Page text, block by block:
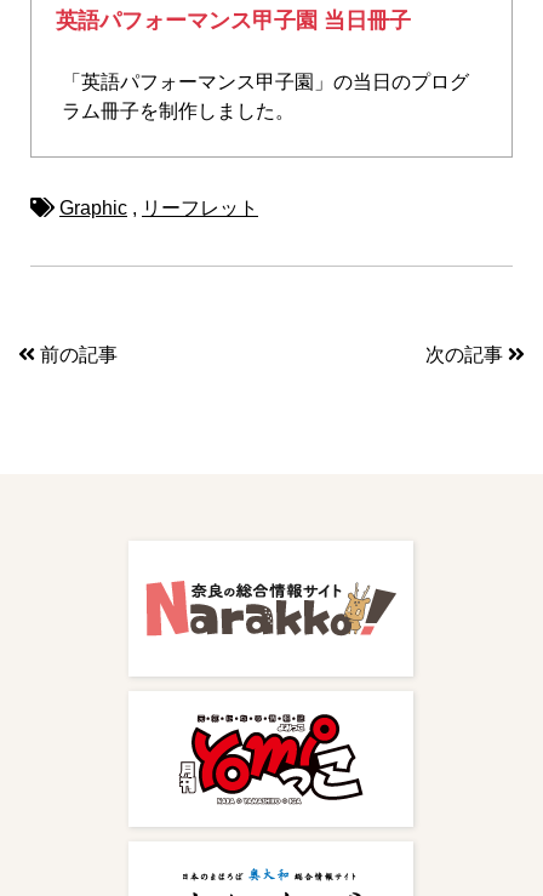
英語パフォーマンス甲子園 当日冊子
「英語パフォーマンス甲子園」の当日のプログ
ラム冊子を制作しました。
Graphic , リーフレット
前の記事 次の記事